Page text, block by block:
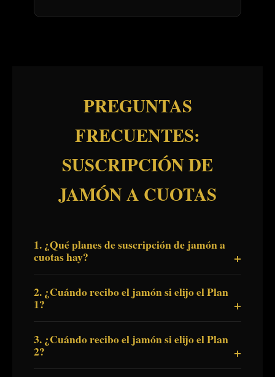
PREGUNTAS
FRECUENTES:
SUSCRIPCIÓN DE
JAMÓN A CUOTAS
1. ¿Qué planes de suscripción de jamón a
cuotas hay?
2. ¿Cuándo recibo el jamón si elijo el Plan
1?
3. ¿Cuándo recibo el jamón si elijo el Plan
2?